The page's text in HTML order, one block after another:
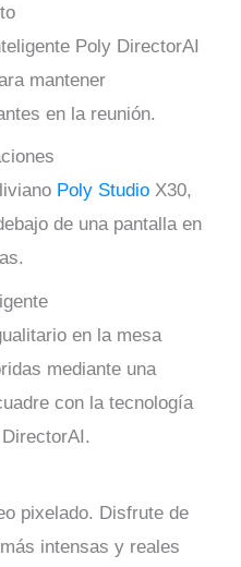
Poly DirectorAI
mantener
en la reunión.
Poly Studio X30,
de una pantalla en
en la mesa
mediante una
con la tecnología
pixelado. Disfrute de
intensas y reales